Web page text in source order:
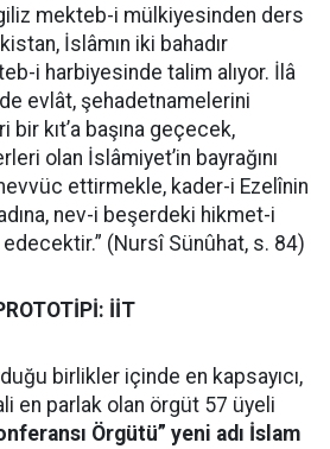
mekteb-i mülkiyesinden ders
İslâmın iki bahadır
i harbiyesinde talim alıyor. İlâ
evlât, şehadetnamelerini
bir kıt’a başına geçecek,
olan İslâmiyet’in bayrağını
ettirmekle, kader-i Ezelînin
nev-i beşerdeki hikmet-i
edecektir.” (Nursî Sünûhat, s. 84)
İİT
birlikler içinde en kapsayıcı,
en parlak olan örgüt 57 üyeli
Örgütü” yeni adı İslam